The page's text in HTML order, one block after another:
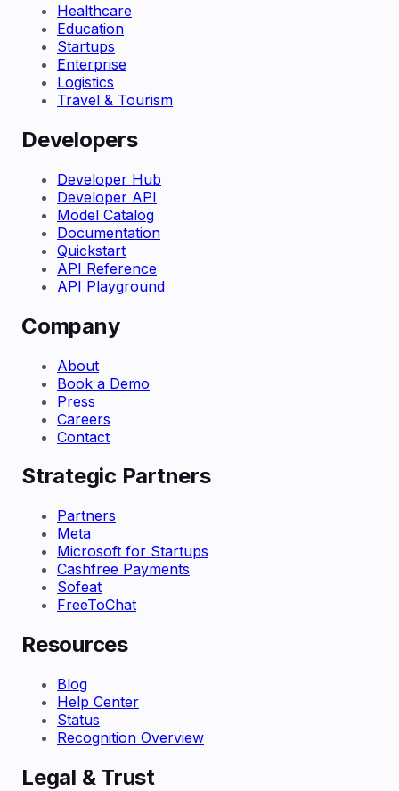
Healthcare
Education
Startups
Enterprise
Logistics
Travel & Tourism
Developers
Developer Hub
Developer API
Model Catalog
Documentation
Quickstart
API Reference
API Playground
Company
About
Book a Demo
Press
Careers
Contact
Strategic Partners
Partners
Meta
Microsoft for Startups
Cashfree Payments
Sofeat
FreeToChat
Resources
Blog
Help Center
Status
Recognition Overview
Legal & Trust